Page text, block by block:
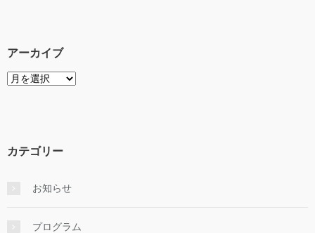
アーカイブ
ア
カテゴリー
お知らせ
プログラム